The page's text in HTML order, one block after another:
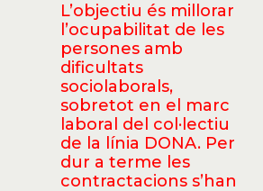
L’objectiu és millorar
l’ocupabilitat de les
persones amb
dificultats
sociolaborals,
sobretot en el marc
laboral del col·lectiu
de la línia DONA. Per
dur a terme les
contractacions s’han